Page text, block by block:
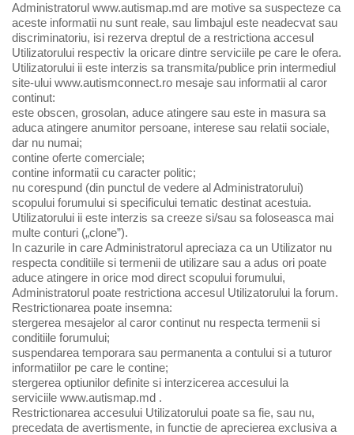
Administratorul www.autismap.md are motive sa suspecteze ca
aceste informatii nu sunt reale, sau limbajul este neadecvat sau
discriminatoriu, isi rezerva dreptul de a restrictiona accesul
Utilizatorului respectiv la oricare dintre serviciile pe care le ofera.
Utilizatorului ii este interzis sa transmita/publice prin intermediul
site-ului www.autismconnect.ro mesaje sau informatii al caror
continut:
este obscen, grosolan, aduce atingere sau este in masura sa
aduca atingere anumitor persoane, interese sau relatii sociale,
dar nu numai;
contine oferte comerciale;
contine informatii cu caracter politic;
nu corespund (din punctul de vedere al Administratorului)
scopului forumului si specificului tematic destinat acestuia.
Utilizatorului ii este interzis sa creeze si/sau sa foloseasca mai
multe conturi („clone”).
In cazurile in care Administratorul apreciaza ca un Utilizator nu
respecta conditiile si termenii de utilizare sau a adus ori poate
aduce atingere in orice mod direct scopului forumului,
Administratorul poate restrictiona accesul Utilizatorului la forum.
Restrictionarea poate insemna:
stergerea mesajelor al caror continut nu respecta termenii si
conditiile forumului;
suspendarea temporara sau permanenta a contului si a tuturor
informatiilor pe care le contine;
stergerea optiunilor definite si interzicerea accesului la
serviciile www.autismap.md .
Restrictionarea accesului Utilizatorului poate sa fie, sau nu,
precedata de avertismente, in functie de aprecierea exclusiva a